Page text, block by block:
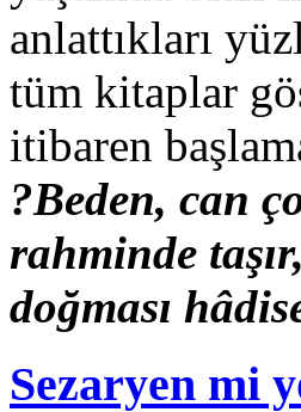
anlattıkları
tüm kitaplar
itibaren
?Beden, can
rahminde
doğması
Sezaryen mi